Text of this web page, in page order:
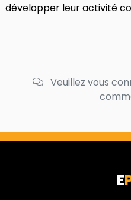
développer leur activité
Veuillez vous
E